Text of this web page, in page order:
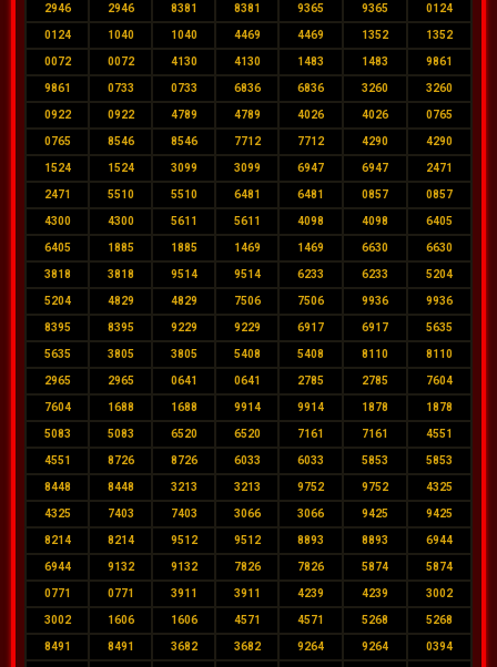
2946 2946 8381 8381 9365 9365 0124
0124 1040 1040 4469 4469 1352 1352
0072 0072 4130 4130 1483 1483 9861
9861 0733 0733 6836 6836 3260 3260
0922 0922 4789 4789 4026 4026 0765
0765 8546 8546 7712 7712 4290 4290
1524 1524 3099 3099 6947 6947 2471
2471 5510 5510 6481 6481 0857 0857
4300 4300 5611 5611 4098 4098 6405
6405 1885 1885 1469 1469 6630 6630
3818 3818 9514 9514 6233 6233 5204
5204 4829 4829 7506 7506 9936 9936
8395 8395 9229 9229 6917 6917 5635
5635 3805 3805 5408 5408 8110 8110
2965 2965 0641 0641 2785 2785 7604
7604 1688 1688 9914 9914 1878 1878
5083 5083 6520 6520 7161 7161 4551
4551 8726 8726 6033 6033 5853 5853
8448 8448 3213 3213 9752 9752 4325
4325 7403 7403 3066 3066 9425 9425
8214 8214 9512 9512 8893 8893 6944
6944 9132 9132 7826 7826 5874 5874
0771 0771 3911 3911 4239 4239 3002
3002 1606 1606 4571 4571 5268 5268
8491 8491 3682 3682 9264 9264 0394